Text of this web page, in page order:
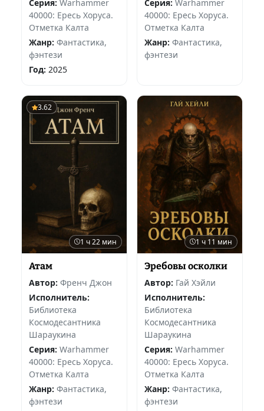
Серия: Warhammer
40000: Ересь Хоруса.
Отметка Калта
Жанр: Фантастика,
фэнтези
Год: 2025
Серия: Warhammer
40000: Ересь Хоруса.
Отметка Калта
Жанр: Фантастика,
фэнтези
3.62
1 ч 22 мин
Атам
Автор: Френч Джон
Исполнитель:
Библиотека
Космодесантника
Шараукина
Серия: Warhammer
40000: Ересь Хоруса.
Отметка Калта
Жанр: Фантастика,
фэнтези
1 ч 11 мин
Эребовы осколки
Автор: Гай Хэйли
Исполнитель:
Библиотека
Космодесантника
Шараукина
Серия: Warhammer
40000: Ересь Хоруса.
Отметка Калта
Жанр: Фантастика,
фэнтези